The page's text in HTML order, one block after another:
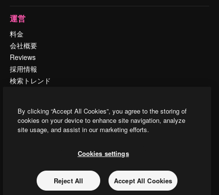
運営
料金
会社概要
Reviews
採用情報
検索トレンド
Slidesgo
コンテンツを販売する
magnific.aiをお探しですか？
お問い合わせ
顧客サポート
By clicking “Accept All Cookies”, you agree to the storing of
cookies on your device to enhance site navigation, analyze
site usage, and assist in our marketing efforts.
Cookies settings
Reject All Accept All Cookies